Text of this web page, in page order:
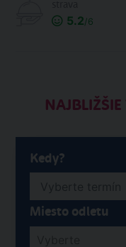
5.2/6
Kedy?
Miesto odletu